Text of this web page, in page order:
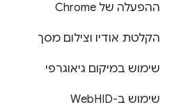
ההפעלה של Chrome
הקלטת אודיו וצילום מסך
שימוש במיקום גיאוגרפי
שימוש ב-WebHID